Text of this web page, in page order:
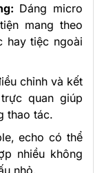
Dáng micro
mang theo
hay tiệc ngoài
chỉnh và kết
quan giúp
thao tác.
echo có thể
nhiều không